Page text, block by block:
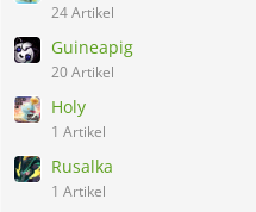
24 Artikel
Guineapig
20 Artikel
Holy
1 Artikel
Rusalka
1 Artikel